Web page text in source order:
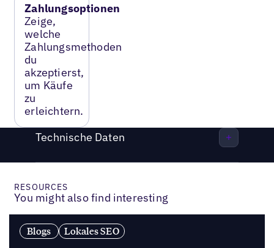
Zahlungsoptionen
Zeige,
welche
Zahlungsmethoden
du
akzeptierst,
um Käufe
zu
erleichtern.
Technische Daten
RESOURCES
You might also find interesting
Blogs Lokales SEO